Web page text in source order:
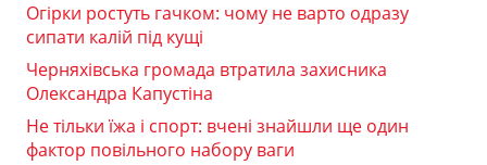
Огірки ростуть гачком: чому не варто одразу
сипати калій під кущі
Черняхівська громада втратила захисника
Олександра Капустіна
Не тільки їжа і спорт: вчені знайшли ще один
фактор повільного набору ваги